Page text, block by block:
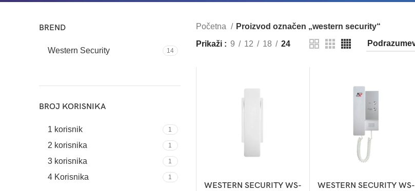
BREND
Western Security 14
BROJ KORISNIKA
1 korisnik 1
2 korisnika 1
3 korisnika 1
4 Korisnika 1
Početna
Proizvod označen „western security“
Prikaži
9 12 18 24
WESTERN SECURITY WS-
WESTERN SECURITY WS-